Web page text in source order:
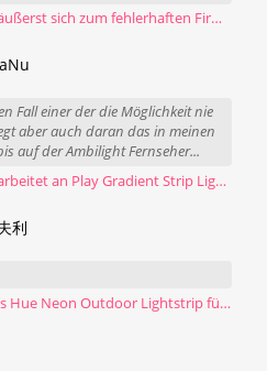
→ Philips Hue äußerst sich zum fehlerhaften Firmware-Update
Fall einer der die Möglichkeit nie
aber auch daran das in meinen
auf der Ambilight Fernseher...
→ Philips Hue arbeitet an Play Gradient Strip Light Pro
利
→ Neuer Philips Hue Neon Outdoor Lightstrip für 130 Euro